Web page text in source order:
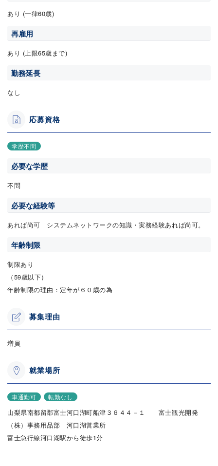
あり (一律60歳)
再雇用
あり (上限65歳まで)
勤務延長
なし
応募資格
学歴不問
必要な学歴
不問
必要な経験等
あれば尚可 システムネットワークの知識・実務経験あれば尚可。
年齢制限
制限あり
（59歳以下）
年齢制限の理由：定年が６０歳の為
募集理由
増員
就業場所
車通勤可 転勤なし
山梨県南都留郡富士河口湖町船津３６４４－１ 富士観光開発
（株）事務用品部 河口湖営業所
富士急行線河口湖駅から徒歩1分